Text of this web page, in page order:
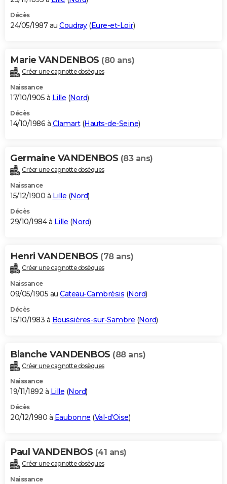
Décès
24/05/1987 au Coudray(Eure-et-Loir)
Marie VANDENBOS (80 ans)
Créer une cagnotte obsèques
Naissance
17/10/1905 à Lille (Nord)
Décès
14/10/1986 à Clamart(Hauts-de-Seine)
Germaine VANDENBOS (83 ans)
Créer une cagnotte obsèques
Naissance
15/12/1900 à Lille (Nord)
Décès
29/10/1984 à Lille (Nord)
Henri VANDENBOS (78 ans)
Créer une cagnotte obsèques
Naissance
09/05/1905 au Cateau-Cambrésis (Nord)
Décès
15/10/1983 à Boussières-sur-Sambre (Nord)
Blanche VANDENBOS (88 ans)
Créer une cagnotte obsèques
Naissance
19/11/1892 à Lille (Nord)
Décès
20/12/1980 à Eaubonne (Val-d'Oise)
Paul VANDENBOS (41 ans)
Créer une cagnotte obsèques
Naissance